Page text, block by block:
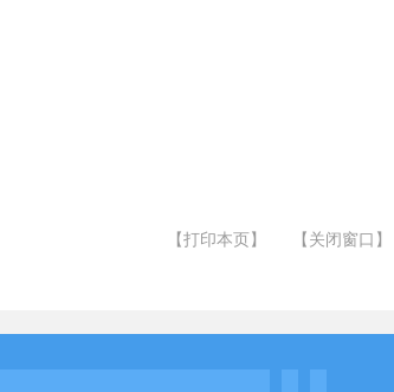
【打印本页】 【关闭窗口】